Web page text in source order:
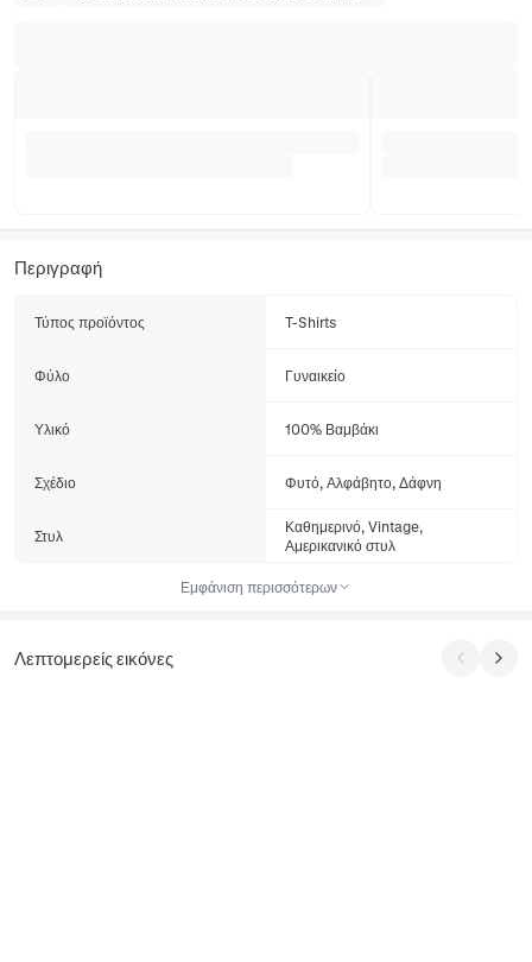
Περιγραφή
Τύπος προϊόντος T-Shirts
Φύλο Γυναικείο
Υλικό 100% Βαμβάκι
Σχέδιο Φυτό, Αλφάβητο, Δάφνη
Στυλ
Καθημερινό, Vintage,
Αμερικανικό στυλ
Εμφάνιση περισσότερων
Λεπτομερείς εικόνες